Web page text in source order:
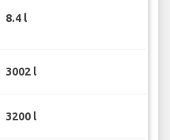
8.4 l
3002 l
3200 l